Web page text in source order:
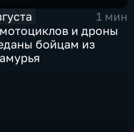
1 мин
и дроны
бойцам из